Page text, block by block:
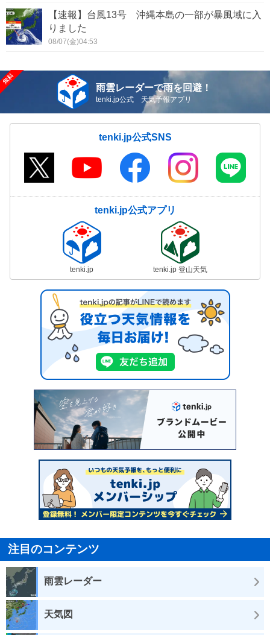
【速報】台風13号 沖縄本島の一部が暴風域に入
りました
08/07(金)04:53
雨雲レーダーで雨を回避！
tenki.jp公式 天気予報アプリ
tenki.jp公式SNS
tenki.jp公式アプリ
tenki.jp tenki.jp 登山天気
注目のコンテンツ
雨雲レーダー
天気図